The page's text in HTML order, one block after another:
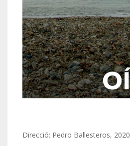
Direcció: Pedro Ballesteros, 2020